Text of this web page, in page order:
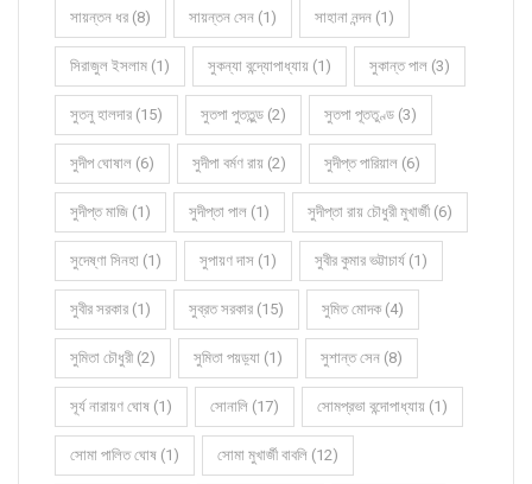
সায়ন্তন ধর (8) সায়ন্তন সেন (1) সাহানা নন্দন (1)
সিরাজুল ইসলাম (1) সুকন্যা বন্দ্যোপাধ্যায় (1) সুকান্ত পাল (3)
সুতনু হালদার (15) সুতপা পুততুন্ড (2) সুতপা পূততুণ্ড (3)
সুদীপ ঘোষাল (6) সুদীপা বর্মণ রায় (2) সুদীপ্ত পারিয়াল (6)
সুদীপ্ত মাজি (1) সুদীপ্তা পাল (1) সুদীপ্তা রায় চৌধুরী মুখার্জী (6)
সুদেষ্ণা সিনহা (1) সুপায়ণ দাস (1) সুবীর কুমার ভট্টাচার্য (1)
সুবীর সরকার (1) সুব্রত সরকার (15) সুমিত মোদক (4)
সুমিতা চৌধুরী (2) সুমিতা পয়ড়্যা (1) সুশান্ত সেন (8)
সূর্য নারায়ণ ঘোষ (1) সোনালি (17) সোমপ্রভা বন্দোপাধ্যায় (1)
সোমা পালিত ঘোষ (1) সোমা মুখার্জী বাবলি (12)